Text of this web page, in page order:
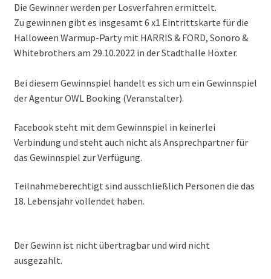
Die Gewinner werden per Losverfahren ermittelt.
Zu gewinnen gibt es insgesamt 6 x1 Eintrittskarte für die
Halloween Warmup-Party mit HARRIS & FORD, Sonoro &
Whitebrothers am 29.10.2022 in der Stadthalle Höxter.
Bei diesem Gewinnspiel handelt es sich um ein Gewinnspiel
der Agentur OWL Booking (Veranstalter).
Facebook steht mit dem Gewinnspiel in keinerlei
Verbindung und steht auch nicht als Ansprechpartner für
das Gewinnspiel zur Verfügung.
Teilnahmeberechtigt sind ausschließlich Personen die das
18. Lebensjahr vollendet haben.
Der Gewinn ist nicht übertragbar und wird nicht
ausgezahlt.